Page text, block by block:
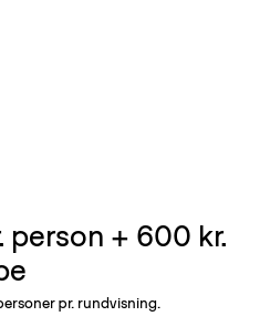
person + 600 kr.
pr. rundvisning.